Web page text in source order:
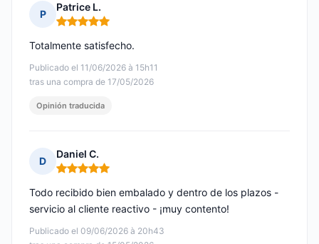
P
Patrice L.
Nota: 5 de 5
Publicado el 11/06/2026 à 15h11
tras una compra de 17/05/2026
Totalmente satisfecho.
Opinión traducida
D
Daniel C.
Nota: 5 de 5
Publicado el 09/06/2026 à 20h43
Todo recibido bien embalado y dentro de los plazos -
servicio al cliente reactivo - ¡muy contento!